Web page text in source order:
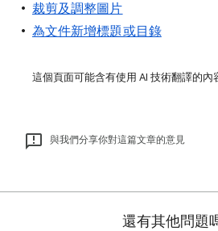
裁剪及調整圖片
為文件新增標題或目錄
這個頁面可能含有使用 AI 技術翻譯的內
與我們分享你對這篇文章的意見
還有其他問題